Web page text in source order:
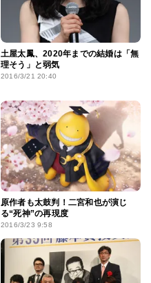
土屋太鳳、2020年までの結婚は「無
理そう」と弱気
2016/3/21 20:40
原作者も太鼓判！二宮和也が演じ
る“死神”の再現度
2016/3/23 9:58